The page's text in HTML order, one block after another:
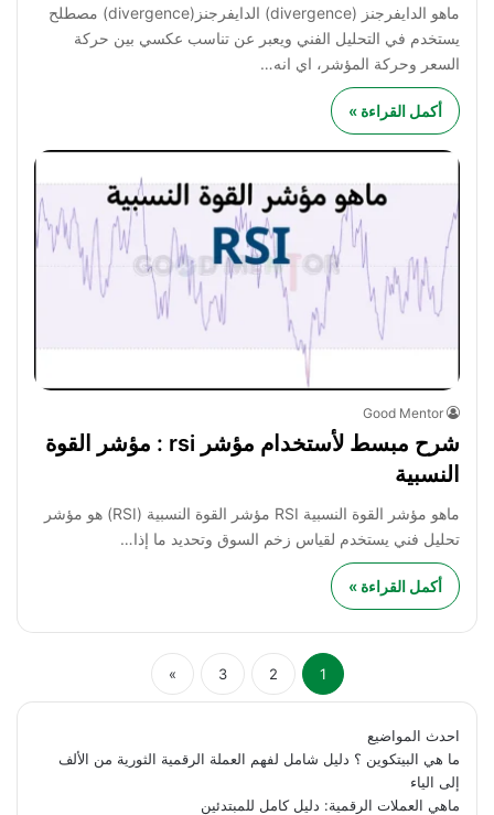
ماهو الدايفرجنز (divergence) الدايفرجنز(divergence) مصطلح
يستخدم في التحليل الفني ويعبر عن تناسب عكسي بين حركة
السعر وحركة المؤشر، اي انه…
أكمل القراءة »
Good Mentor
شرح مبسط لأستخدام مؤشر rsi : مؤشر القوة
النسبية
ماهو مؤشر القوة النسبية RSI مؤشر القوة النسبية (RSI) هو مؤشر
تحليل فني يستخدم لقياس زخم السوق وتحديد ما إذا…
أكمل القراءة »
1
2
3
»
احدث المواضيع
ما هي البيتكوين ؟ دليل شامل لفهم العملة الرقمية الثورية من الألف
إلى الياء
ماهي العملات الرقمية: دليل كامل للمبتدئين